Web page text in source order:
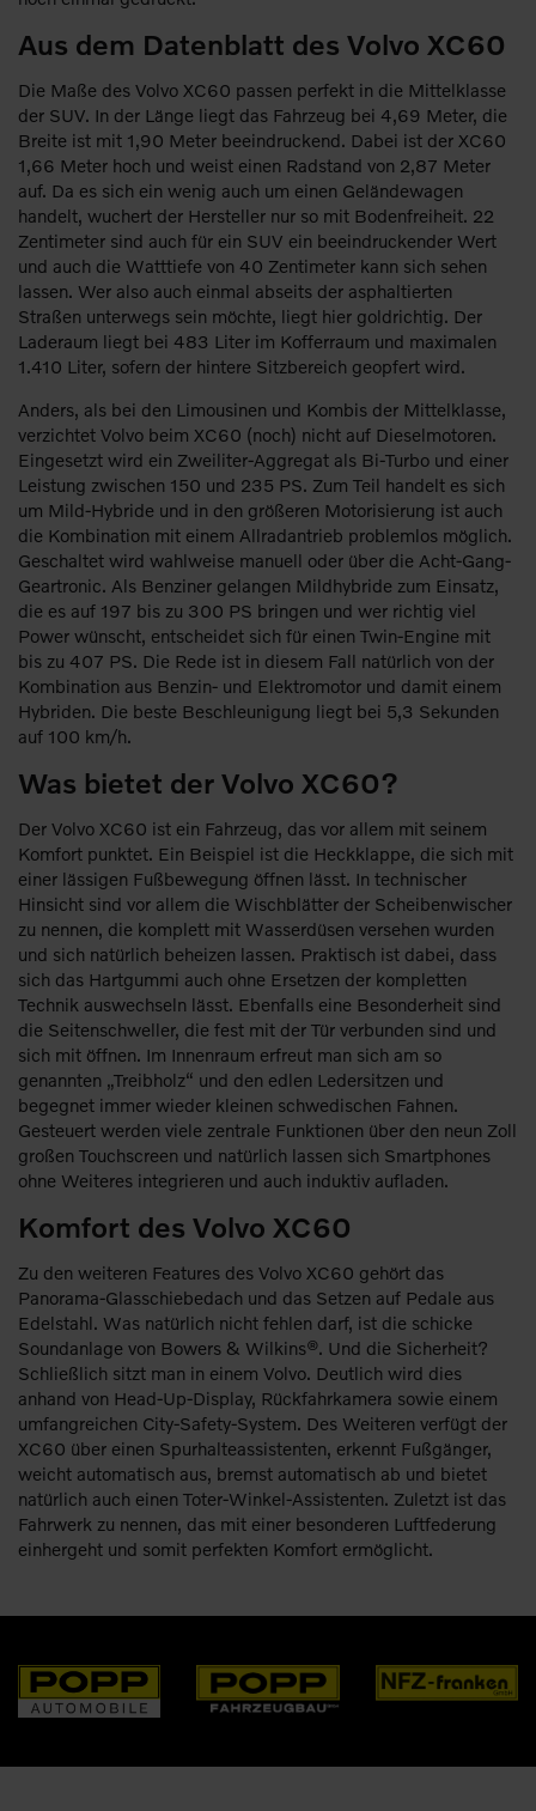
Aus dem Datenblatt des Volvo XC60
Die Maße des Volvo XC60 passen perfekt in die Mittelklasse
der SUV. In der Länge liegt das Fahrzeug bei 4,69 Meter, die
Breite ist mit 1,90 Meter beeindruckend. Dabei ist der XC60
1,66 Meter hoch und weist einen Radstand von 2,87 Meter
auf. Da es sich ein wenig auch um einen Geländewagen
handelt, wuchert der Hersteller nur so mit Bodenfreiheit. 22
Zentimeter sind auch für ein SUV ein beeindruckender Wert
und auch die Watttiefe von 40 Zentimeter kann sich sehen
lassen. Wer also auch einmal abseits der asphaltierten
Straßen unterwegs sein möchte, liegt hier goldrichtig. Der
Laderaum liegt bei 483 Liter im Kofferraum und maximalen
1.410 Liter, sofern der hintere Sitzbereich geopfert wird.
Anders, als bei den Limousinen und Kombis der Mittelklasse,
verzichtet Volvo beim XC60 (noch) nicht auf Dieselmotoren.
Eingesetzt wird ein Zweiliter-Aggregat als Bi-Turbo und einer
Leistung zwischen 150 und 235 PS. Zum Teil handelt es sich
um Mild-Hybride und in den größeren Motorisierung ist auch
die Kombination mit einem Allradantrieb problemlos möglich.
Geschaltet wird wahlweise manuell oder über die Acht-Gang-
Geartronic. Als Benziner gelangen Mildhybride zum Einsatz,
die es auf 197 bis zu 300 PS bringen und wer richtig viel
Power wünscht, entscheidet sich für einen Twin-Engine mit
bis zu 407 PS. Die Rede ist in diesem Fall natürlich von der
Kombination aus Benzin- und Elektromotor und damit einem
Hybriden. Die beste Beschleunigung liegt bei 5,3 Sekunden
auf 100 km/h.
Was bietet der Volvo XC60?
Der Volvo XC60 ist ein Fahrzeug, das vor allem mit seinem
Komfort punktet. Ein Beispiel ist die Heckklappe, die sich mit
einer lässigen Fußbewegung öffnen lässt. In technischer
Hinsicht sind vor allem die Wischblätter der Scheibenwischer
zu nennen, die komplett mit Wasserdüsen versehen wurden
und sich natürlich beheizen lassen. Praktisch ist dabei, dass
sich das Hartgummi auch ohne Ersetzen der kompletten
Technik auswechseln lässt. Ebenfalls eine Besonderheit sind
die Seitenschweller, die fest mit der Tür verbunden sind und
sich mit öffnen. Im Innenraum erfreut man sich am so
genannten „Treibholz“ und den edlen Ledersitzen und
begegnet immer wieder kleinen schwedischen Fahnen.
Gesteuert werden viele zentrale Funktionen über den neun Zoll
großen Touchscreen und natürlich lassen sich Smartphones
ohne Weiteres integrieren und auch induktiv aufladen.
Komfort des Volvo XC60
Zu den weiteren Features des Volvo XC60 gehört das
Panorama-Glasschiebedach und das Setzen auf Pedale aus
Edelstahl. Was natürlich nicht fehlen darf, ist die schicke
Soundanlage von Bowers & Wilkins®. Und die Sicherheit?
Schließlich sitzt man in einem Volvo. Deutlich wird dies
anhand von Head-Up-Display, Rückfahrkamera sowie einem
umfangreichen City-Safety-System. Des Weiteren verfügt der
XC60 über einen Spurhalteassistenten, erkennt Fußgänger,
weicht automatisch aus, bremst automatisch ab und bietet
natürlich auch einen Toter-Winkel-Assistenten. Zuletzt ist das
Fahrwerk zu nennen, das mit einer besonderen Luftfederung
einhergeht und somit perfekten Komfort ermöglicht.